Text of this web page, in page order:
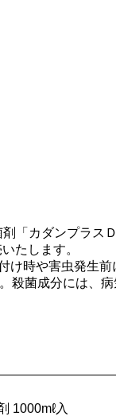
「カダンプラス
たします。
け時や害虫発生前
殺菌成分には、
1000mℓ入